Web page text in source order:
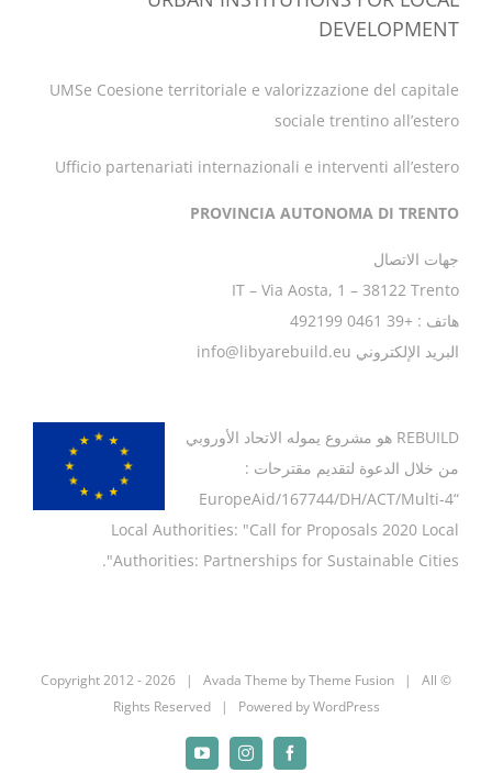
DEVELOPMENT
UMSe Coesione territoriale e valorizzazione del capitale
sociale trentino all’estero
Ufficio partenariati internazionali e interventi all’estero
PROVINCIA AUTONOMA DI TRENTO
جهات الاتصال
IT – Via Aosta, 1 – 38122 Trento
هاتف : +39 0461 492199
البريد الإلكتروني info@libyarebuild.eu
REBUILD هو مشروع يموله الاتحاد الأوروبي
من خلال الدعوة لتقديم مقترحات :
“EuropeAid/167744/DH/ACT/Multi-4
Local Authorities: "Call for Proposals 2020 Local
Authorities: Partnerships for Sustainable Cities".
© Copyright 2012 -
2026 | Avada Theme byTheme Fusion | All
Rights Reserved | Powered byWordPress
Facebook
Instagram
YouTube